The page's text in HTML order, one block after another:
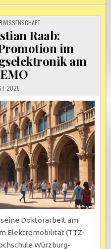
Raab:
im
am
2025
Doktorarbeit am
Elektromobilität (TTZ-
Würzburg-